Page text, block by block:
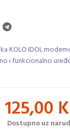
KOLO IDOL
i funkcionalno
125,00
Dostupno uz